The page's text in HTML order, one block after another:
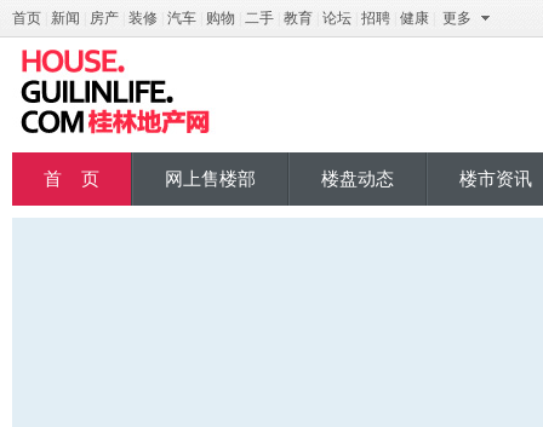
首页 新闻 房产 装修 汽车 购物 二手 教育 论坛 招聘 健康 更多
首 页 网上售楼部 楼盘动态 楼市资讯